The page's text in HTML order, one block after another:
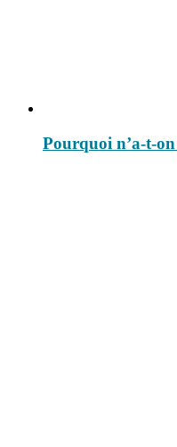
Pourquoi n’a-t-